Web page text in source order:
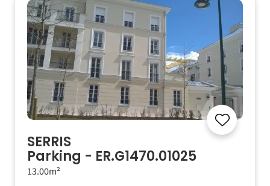
SERRIS
Parking - ER.G1470.01025
13.00m²